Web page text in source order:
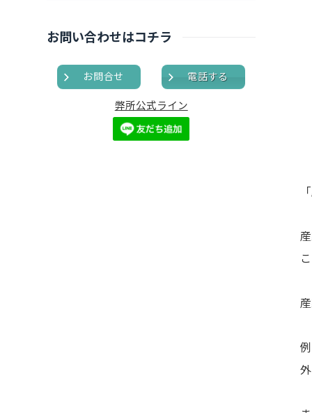
お問い合わせはコチラ
お問合せ 電話する
弊所公式ライン